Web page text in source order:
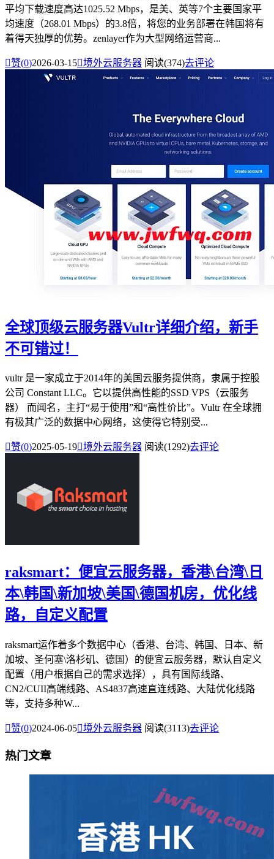
平均下载速度高达1025.52 Mbps，是美、英等7个主要国家平
均速度（268.01 Mbps）的3.8倍，将您的业务部署在韩国将有
着得天独厚的优势。zenlayer作为大型网络运营商...
赞(0)2026-03-15境外云服务器 阅读(374)去评论
全球顶级云服务器Vultr详细介绍，新手
不可错过！
vultr 是一家成立于2014年的美国云服务提供商，隶属于控股
公司 Constant LLC。它以提供高性能的SSD VPS（云服务
器） 而闻名，主打“易于使用”和“高性价比”。Vultr 在全球拥
有极其广泛的数据中心网络，这使得它特别受...
赞(0)2025-05-19境外云服务器 阅读(1292)去评论
raksmart：便宜云服务器，香港\台湾\日
本\韩国\新加坡\美国\德国机房，优化线
路，自定义配置
raksmart运作着多个数据中心（香港、台湾、韩国、日本、新
加坡、圣何塞\洛杉矶、德国）的便宜云服务器，默认自定义
配置（用户根据自己的需求选择），具有国际线路、
CN2/CUII高端线路、AS4837高速直连线路、大陆优化线路
等，支持多种W...
赞(0)2024-06-05境外云服务器 阅读(3113)去评论
热门文章